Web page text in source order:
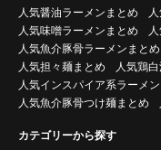
人気醤油ラーメンまとめ
人気味噌ラーメンまとめ
人気魚介豚骨ラーメンまとめ
人気担々麺まとめ
人気鶏
人気インスパイア系ラーメ
人気魚介豚骨つけ麺まとめ
カテゴリーから探す